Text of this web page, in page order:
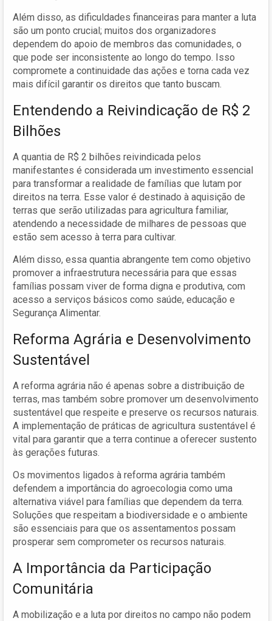
Além disso, as dificuldades financeiras para manter a luta
são um ponto crucial; muitos dos organizadores
dependem do apoio de membros das comunidades, o
que pode ser inconsistente ao longo do tempo. Isso
compromete a continuidade das ações e torna cada vez
mais difícil garantir os direitos que tanto buscam.
Entendendo a Reivindicação de R$ 2
Bilhões
A quantia de R$ 2 bilhões reivindicada pelos
manifestantes é considerada um investimento essencial
para transformar a realidade de famílias que lutam por
direitos na terra. Esse valor é destinado à aquisição de
terras que serão utilizadas para agricultura familiar,
atendendo a necessidade de milhares de pessoas que
estão sem acesso à terra para cultivar.
Além disso, essa quantia abrangente tem como objetivo
promover a infraestrutura necessária para que essas
famílias possam viver de forma digna e produtiva, com
acesso a serviços básicos como saúde, educação e
Segurança Alimentar.
Reforma Agrária e Desenvolvimento
Sustentável
A reforma agrária não é apenas sobre a distribuição de
terras, mas também sobre promover um desenvolvimento
sustentável que respeite e preserve os recursos naturais.
A implementação de práticas de agricultura sustentável é
vital para garantir que a terra continue a oferecer sustento
às gerações futuras.
Os movimentos ligados à reforma agrária também
defendem a importância do agroecologia como uma
alternativa viável para famílias que dependem da terra.
Soluções que respeitam a biodiversidade e o ambiente
são essenciais para que os assentamentos possam
prosperar sem comprometer os recursos naturais.
A Importância da Participação
Comunitária
A mobilização e a luta por direitos no campo não podem